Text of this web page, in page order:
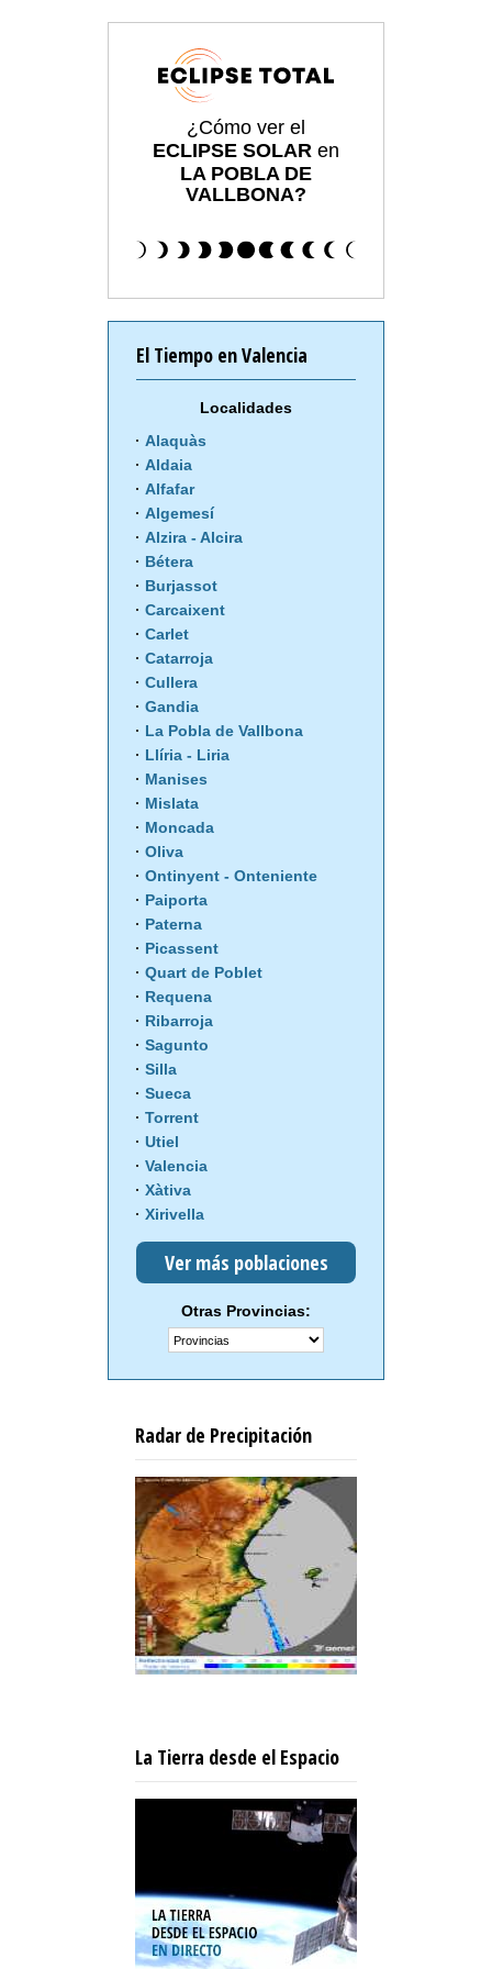
¿Cómo ver el
ECLIPSE SOLAR en
LA POBLA DE
VALLBONA?
El Tiempo en Valencia
Localidades
Alaquàs
Aldaia
Alfafar
Algemesí
Alzira - Alcira
Bétera
Burjassot
Carcaixent
Carlet
Catarroja
Cullera
Gandia
La Pobla de Vallbona
Llíria - Liria
Manises
Mislata
Moncada
Oliva
Ontinyent - Onteniente
Paiporta
Paterna
Picassent
Quart de Poblet
Requena
Ribarroja
Sagunto
Silla
Sueca
Torrent
Utiel
Valencia
Xàtiva
Xirivella
Ver más poblaciones
Otras Provincias:
Radar de Precipitación
La Tierra desde el Espacio